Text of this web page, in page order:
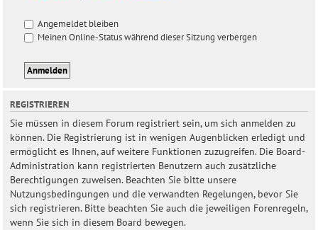
Angemeldet bleiben
Meinen Online-Status während dieser Sitzung verbergen
REGISTRIEREN
Sie müssen in diesem Forum registriert sein, um sich anmelden zu
können. Die Registrierung ist in wenigen Augenblicken erledigt und
ermöglicht es Ihnen, auf weitere Funktionen zuzugreifen. Die Board-
Administration kann registrierten Benutzern auch zusätzliche
Berechtigungen zuweisen. Beachten Sie bitte unsere
Nutzungsbedingungen und die verwandten Regelungen, bevor Sie
sich registrieren. Bitte beachten Sie auch die jeweiligen Forenregeln,
wenn Sie sich in diesem Board bewegen.